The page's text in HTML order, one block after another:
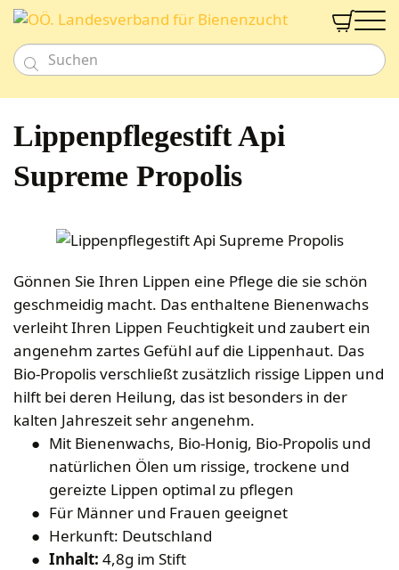

Imkereibedarf
Bienenarbeit
Werkzeug
Schwarmfang
Diverses für Bienenarbeit
Beuten und Rähmchen
Duo-Beute
EHM Uni Beute
Zander Beute
Segeberger Beute
Frankenbeute
Mini Plus
Dadant-Beuten & Kompatible Systeme
Wabenhonigwelt
Rähmchen & Zubehör
Diverses
Bienengesundheit
Wachs und Verarbeitung
Königinnenzucht
Zuchtsysteme
Begattungskästchen
Königinnen zeichnen
Diverses für Königinnenzucht
Ernte und Lagerung
Honigernte
Schleudern
Siebe
Lagerung
Propolisernte
Pollenernte
Honigverarbeitung
Vermarktung
Verkaufsgebinde
Bekleidung
Stockwaagen
Bienenluft
Fachliteratur
Imkerei
Bienengesundheit
Bienenweide
Honig- & Naturprodukte
Honig
Süßes & Pikantes
Nahrungsergänzungen
Dusch- & Schaumbäder
Haarpflegeprodukte
Seifen
Cremen & Salben
Lippenpflege
Mundhygiene
Geschenke/Diverses
Kerzen & Zubehör
Kerzenwachs
Gießformen
Kerzen
Zubehör
Geschenkideen
Tierbedarf
Bienenpatenschaft
Gutschein
Fachberatung
Verband
Imkershop
Labor
Zahlungsarten
Versandkosten
Newsletteranmeldung
Anmelden

Lippenpflegestift Api
Supreme Propolis
Gönnen Sie Ihren Lippen eine Pflege die sie schön
geschmeidig macht. Das enthaltene Bienenwachs
verleiht Ihren Lippen Feuchtigkeit und zaubert ein
angenehm zartes Gefühl auf die Lippenhaut. Das
Bio-Propolis verschließt zusätzlich rissige Lippen und
hilft bei deren Heilung, das ist besonders in der
kalten Jahreszeit sehr angenehm.
Mit Bienenwachs, Bio-Honig, Bio-Propolis und
natürlichen Ölen um rissige, trockene und
gereizte Lippen optimal zu pflegen
Für Männer und Frauen geeignet
Herkunft: Deutschland
Inhalt: 4,8g im Stift